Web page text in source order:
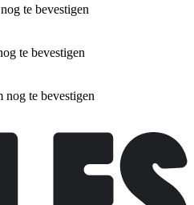
te bevestigen
te bevestigen
nog te bevestigen